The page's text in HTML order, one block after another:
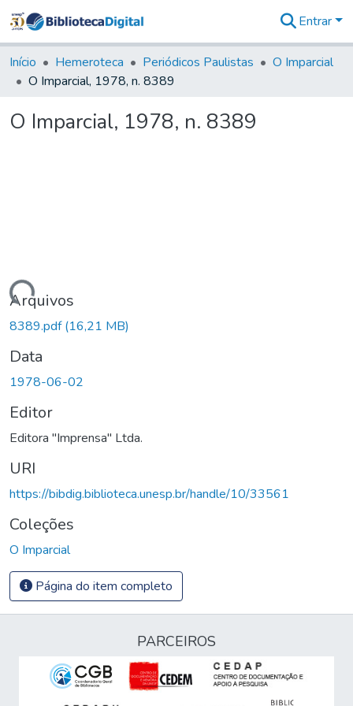
&
Coleções
Tudo na
Digital
Entrar
Início Hemeroteca Periódicos Paulistas
O Imparcial
O Imparcial, 1978, n. 8389
O Imparcial, 1978, n. 8389
Arquivos
8389.pdf(16,21 MB)
Data
1978-06-02
Editor
Editora "Imprensa" Ltda.
URI
https://bibdig.biblioteca.unesp.br/handle/10/33561
Coleções
O Imparcial
Página do item completo
PARCEIROS